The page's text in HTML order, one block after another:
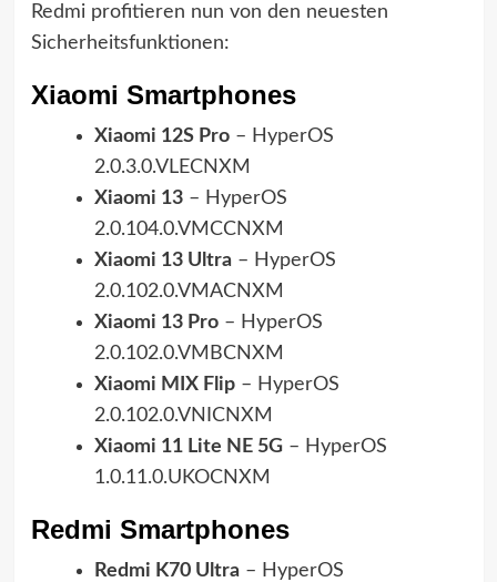
Redmi profitieren nun von den neuesten
Sicherheitsfunktionen:
Xiaomi Smartphones
Xiaomi 12S Pro– HyperOS
2.0.3.0.VLECNXM
Xiaomi 13– HyperOS
2.0.104.0.VMCCNXM
Xiaomi 13 Ultra– HyperOS
2.0.102.0.VMACNXM
Xiaomi 13 Pro– HyperOS
2.0.102.0.VMBCNXM
Xiaomi MIX Flip– HyperOS
2.0.102.0.VNICNXM
Xiaomi 11 Lite NE 5G– HyperOS
1.0.11.0.UKOCNXM
Redmi Smartphones
Redmi K70 Ultra– HyperOS